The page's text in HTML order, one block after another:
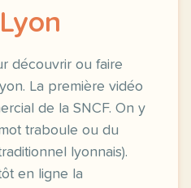
découvrir ou faire
La première vidéo
de la SNCF. On y
traboule ou du
lyonnais).
en ligne la